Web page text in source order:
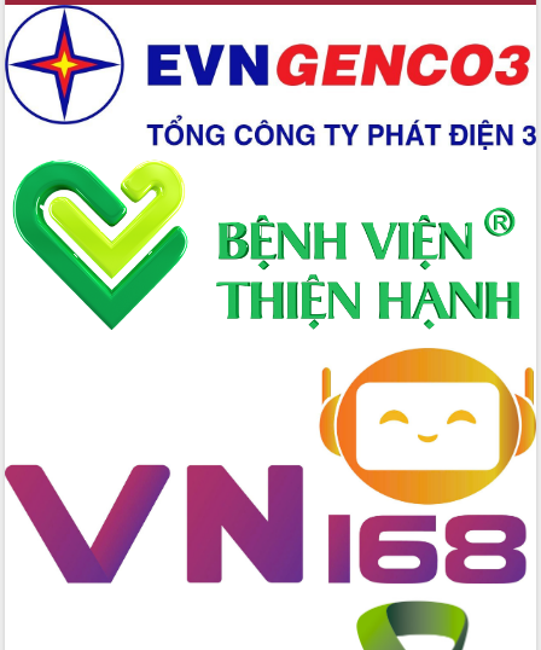
Chuyển đổi số 'mở đường' cho nông
nghiệp Đắk Lắk tăng trưởng bứt phá
Triển khai đồng bộ đo đạc, lập hồ sơ
địa chính, hoàn thiện cơ sở dữ liệu đất
đai
Ứng dụng sinh trắc học - Bước tiến
trong hành trình chuyển đổi số tại Đắk
Lắk
Đắk Lắk nâng cao hiệu quả công tác
Đảng từ Sổ tay đảng viên điện tử
Đắk Lắk đẩy mạnh nuôi biển công
nghệ, hướng tới phát triển thủy sản
2026
Đẩy mạnh cải cách hành chính, quyết
tâm đạt được mục tiêu tăng trưởng
hai con số trong năm 2026
Tổ chức trang trọng Lễ hội Đền thờ